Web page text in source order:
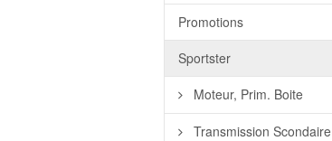
Promotions
Sportster
Moteur, Prim. Boite
Transmission Scondaire